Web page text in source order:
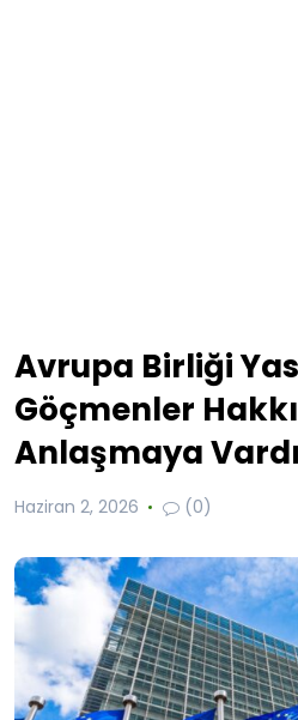
Avrupa Birliği
Göçmenler
Anlaşmaya Vardı
Haziran 2, 2026 (0)